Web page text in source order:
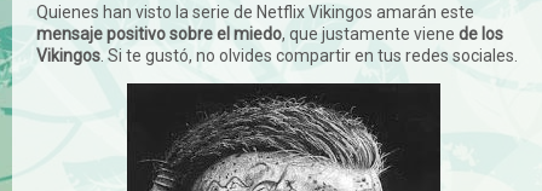
Quienes han visto la serie de Netflix Vikingos amarán este
mensaje positivo sobre el miedo, que justamente viene de los
Vikingos . Si te gustó, no olvides compartir en tus redes sociales.